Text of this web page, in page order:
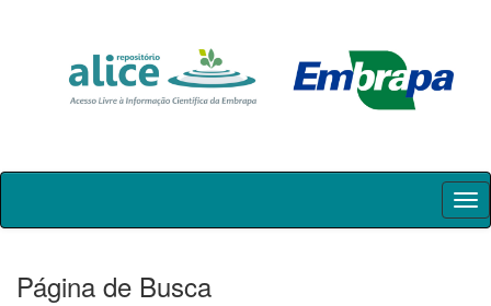
Skip
Página de Busca